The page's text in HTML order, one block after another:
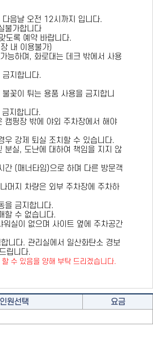
음날 오전 12시까지 입니다.
불가합니다
도록 예약 바랍니다.
내 이용불가)
능하며, 화로대는 데크 밖에서 사용
지합니다.
꽃이 튀는 용품 사용을 금지합니
지합니다.
캠핑장 밖에 야외 주차장에서 해야
우 강제 퇴실 조치할 수 있습니다.
분실, 도난에 대하여 책임을 지지 않
(매너타임)으로 하며 다른 방문객
머지 차량은 외부 주차장에 주차하
을 금지합니다.
할 수 없습니다.
실이 없으며 사이트 옆에 주차공간
니다. 관리실에서 일산화탄소 경보
립니다.
수 있음을 양해 부탁 드리겠습니다.
인원선택 요금